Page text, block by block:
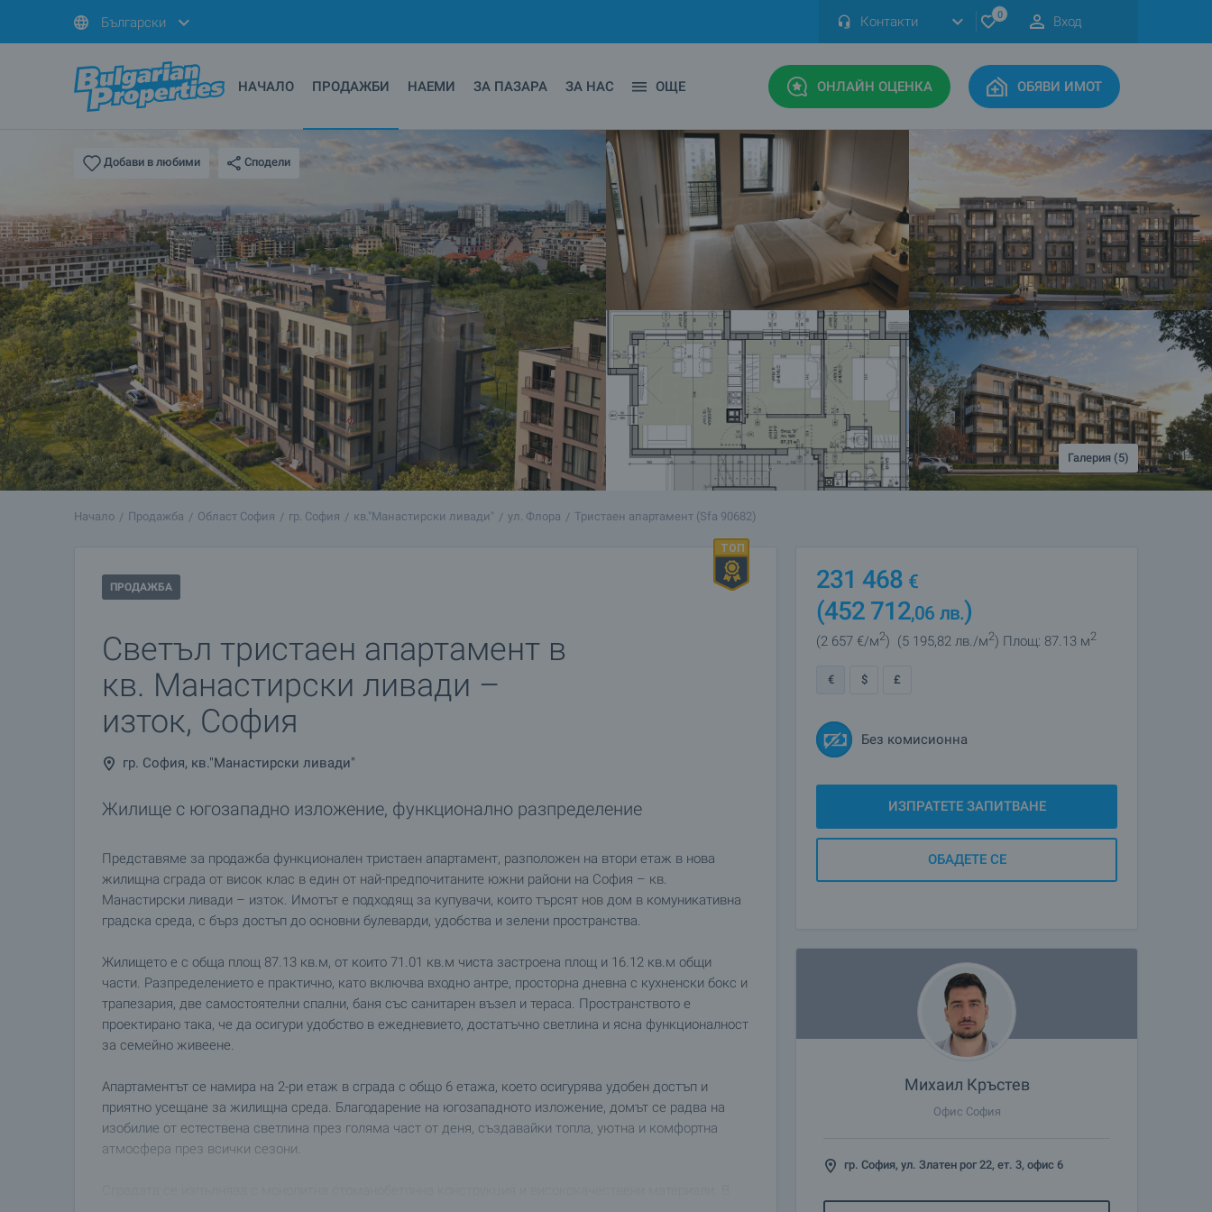
Български Контакти 0 Вход
НАЧАЛО ПРОДАЖБИ НАЕМИ ЗА ПАЗАРА ЗА НАС ОЩЕ ОНЛАЙН ОЦЕНКА ОБЯВИ ИМОТ
Добави в любими Сподели
Галерия (5)
Начало Продажба Област София гр. София кв."Манастирски ливади" ул. Флора Тристаен апартамент (Sfa 90682)
ПРОДАЖБА
Светъл тристаен апартамент в
кв. Манастирски ливади –
изток, София
гр. София, кв."Манастирски ливади"
Жилище с югозападно изложение, функционално разпределение
Представяме за продажба функционален тристаен апартамент, разположен на втори етаж в нова
жилищна сграда от висок клас в един от най-предпочитаните южни райони на София – кв.
Манастирски ливади – изток. Имотът е подходящ за купувачи, които търсят нов дом в комуникативна
градска среда, с бърз достъп до основни булеварди, удобства и зелени пространства.
Жилището е с обща площ 87.13 кв.м, от които 71.01 кв.м чиста застроена площ и 16.12 кв.м общи
части. Разпределението е практично, като включва входно антре, просторна дневна с кухненски бокс и
трапезария, две самостоятелни спални, баня със санитарен възел и тераса. Пространството е
проектирано така, че да осигури удобство в ежедневието, достатъчно светлина и ясна функционалност
за семейно живеене.
Апартаментът се намира на 2-ри етаж в сграда с общо 6 етажа, което осигурява удобен достъп и
приятно усещане за жилищна среда. Благодарение на югозападното изложение, домът се радва на
изобилие от естествена светлина през голяма част от деня, създавайки топла, уютна и комфортна
атмосфера през всички сезони.
231 468 €
(452 712,06 лв.)
(2 657 €/м2) (5 195,82 лв./м2) Площ: 87.13 м2
€ $ £
Без комисионна
ИЗПРАТЕТЕ ЗАПИТВАНЕ
ОБАДЕТЕ СЕ
Михаил Кръстев
Офис София
гр. София, ул. Златен рог 22, ет. 3, офис 6